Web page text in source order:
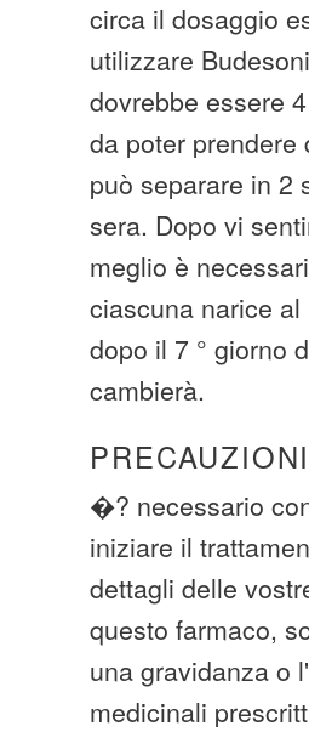
circa il dosaggio
utilizzare
dovrebbe essere
da poter
può separare in 2
sera. Dopo vi
meglio è
ciascuna narice
dopo il 7 ° giorno
cambierà.
PRECAUZIONI
�? necessario
iniziare il
dettagli delle
questo farmaco,
una gravidanza o
medicinali